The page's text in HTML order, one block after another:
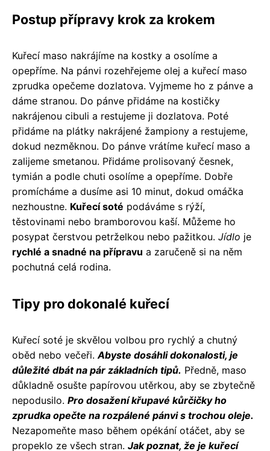
Postup přípravy krok za krokem
Kuřecí maso nakrájíme na kostky a osolíme a
opepříme. Na pánvi rozehřejeme olej a kuřecí maso
zprudka opečeme dozlatova. Vyjmeme ho z pánve a
dáme stranou. Do pánve přidáme na kostičky
nakrájenou cibuli a restujeme ji dozlatova. Poté
přidáme na plátky nakrájené žampiony a restujeme,
dokud nezměknou. Do pánve vrátíme kuřecí maso a
zalijeme smetanou. Přidáme prolisovaný česnek,
tymián a podle chuti osolíme a opepříme. Dobře
promícháme a dusíme asi 10 minut, dokud omáčka
nezhoustne. Kuřecí soté podáváme s rýží,
těstovinami nebo bramborovou kaší. Můžeme ho
posypat čerstvou petrželkou nebo pažitkou. Jídlo je
rychlé a snadné na přípravu a zaručeně si na něm
pochutná celá rodina.
Tipy pro dokonalé kuřecí
Kuřecí soté je skvělou volbou pro rychlý a chutný
oběd nebo večeři. Abyste dosáhli dokonalosti, je
důležité dbát na pár základních tipů. Předně, maso
důkladně osušte papírovou utěrkou, aby se zbytečně
nepodusilo. Pro dosažení křupavé kůrčičky ho
zprudka opečte na rozpálené pánvi s trochou oleje.
Nezapomeňte maso během opékání otáčet, aby se
propeklo ze všech stran. Jak poznat, že je kuřecí